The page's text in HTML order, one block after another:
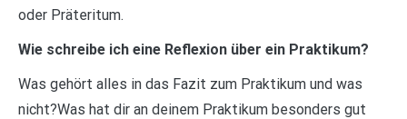
oder Präteritum.
Wie schreibe ich eine Reflexion über ein Praktikum?
Was gehört alles in das Fazit zum Praktikum und was
nicht?Was hat dir an deinem Praktikum besonders gut